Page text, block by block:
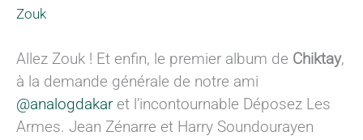
Zouk
Allez Zouk ! Et enfin, le premier album de Chiktay,
à la demande générale de notre ami
@analogdakaret l’incontournable Déposez Les
Armes. Jean Zénarre et Harry Soundourayen